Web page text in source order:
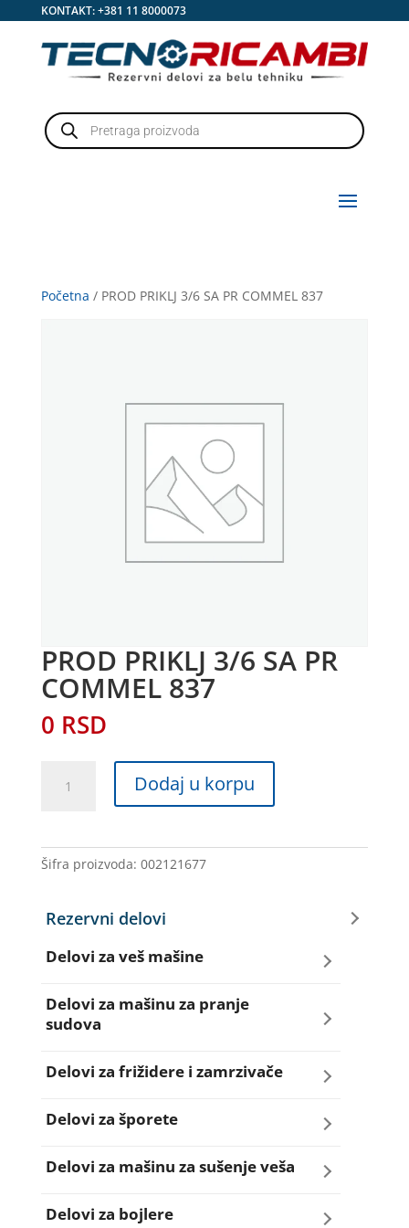
KONTAKT:+381 11 8000073
Products
search
Početna / PROD PRIKLJ 3/6 SA PR COMMEL 837
PROD PRIKLJ 3/6 SA PR
COMMEL 837
0 RSD
PRIKLJ
PR
COMMEL
količina
Dodaj u korpu
Šifra proizvoda: 002121677
Rezervni delovi
Delovi za veš mašine
Amortizeri za veš mašinu
Delovi za mašinu za pranje
sudova
Creva za sudo mašine
Dihtunzi za sudo mašine
Elektroventili za sudo mašine
Filteri za sudo mašine
Delovi za frižidere i zamrzivače
Aqua filteri za frižidere
Dihtunzi za frižidere i zamrzivače
Elektronika za frižidere i zamrzivače
Delovi za šporete
Dihtunzi za šporete
Dugmad za šporete
Delovi za mašinu za sušenje veša
Dihtunzi mašine za sušenje veša
Delovi za bojlere